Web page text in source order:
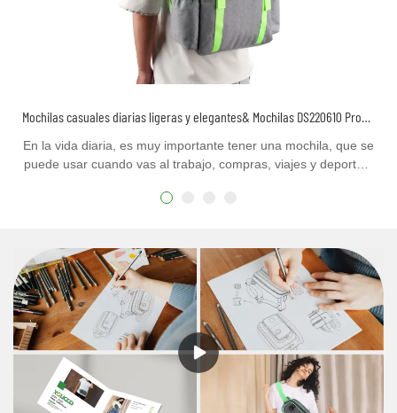
En la vida diaria, es muy importante tener una mochila, que se
puede usar cuando vas al trabajo, compras, viajes y deportes.
que deseas, y la bolsa está diseñada tanto para niños como